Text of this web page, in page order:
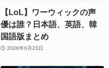
【LoL】ワーウィックの声
優は誰？日本語、英語、韓
国語版まとめ
2026年6月23日